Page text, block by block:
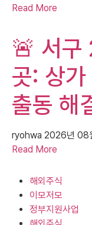
Read More
🚨 서구
곳: 상
출동 해
ryohwa 2026년 08
Read More
해외주식
이모저모
정부지원사업